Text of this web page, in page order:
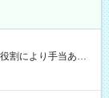
オプションあ
で給与の一部を受け